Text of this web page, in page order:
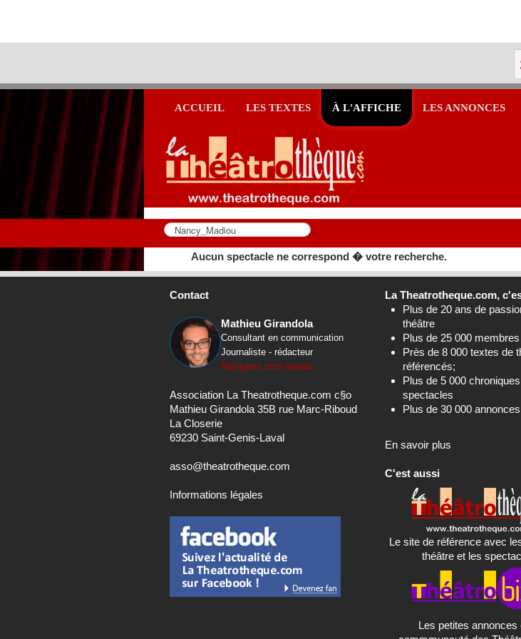
ACCUEIL LES TEXTES À L'AFFICHE LES ANNONCES
Aucun spectacle ne correspond � votre recherche.
Contact
Mathieu Girandola
Consultant en communication
Journaliste - rédacteur
Rejoignez mon réseau
Association La Theatrotheque.com c§o
Mathieu Girandola 35B rue Marc-Riboud
La Closerie
69230 Saint-Genis-Laval
asso@theatrotheque.com
Informations légales
La Theatrotheque.com,
Plus de 20 ans de
théâtre
Plus de 25 000 membres
Près de 8 000 textes de
référencés;
Plus de 5 000
spectacles
Plus de 30 000
En savoir plus
C'est aussi
Le site de référence avec
théâtre et les
Les petites annonces